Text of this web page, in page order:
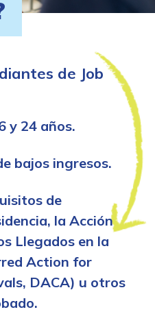
de Job
y 24 años.
bajos ingresos.
de
la Acción
Llegados en la
Action for
DACA) u otros